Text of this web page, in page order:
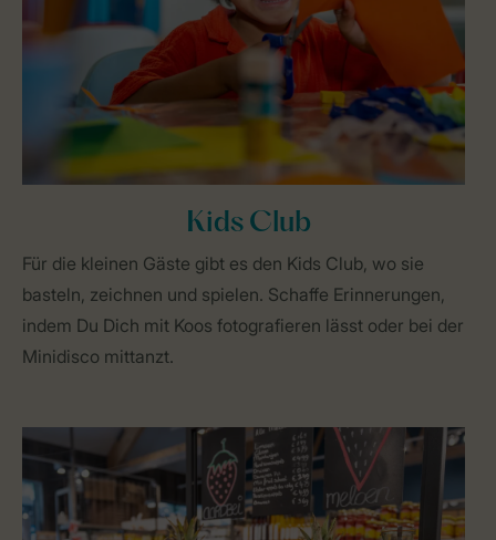
Kids Club
Für die kleinen Gäste gibt es den Kids Club, wo sie
basteln, zeichnen und spielen. Schaffe Erinnerungen,
indem Du Dich mit Koos fotografieren lässt oder bei der
Minidisco mittanzt.